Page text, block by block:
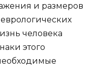
и размеров
человека
этого